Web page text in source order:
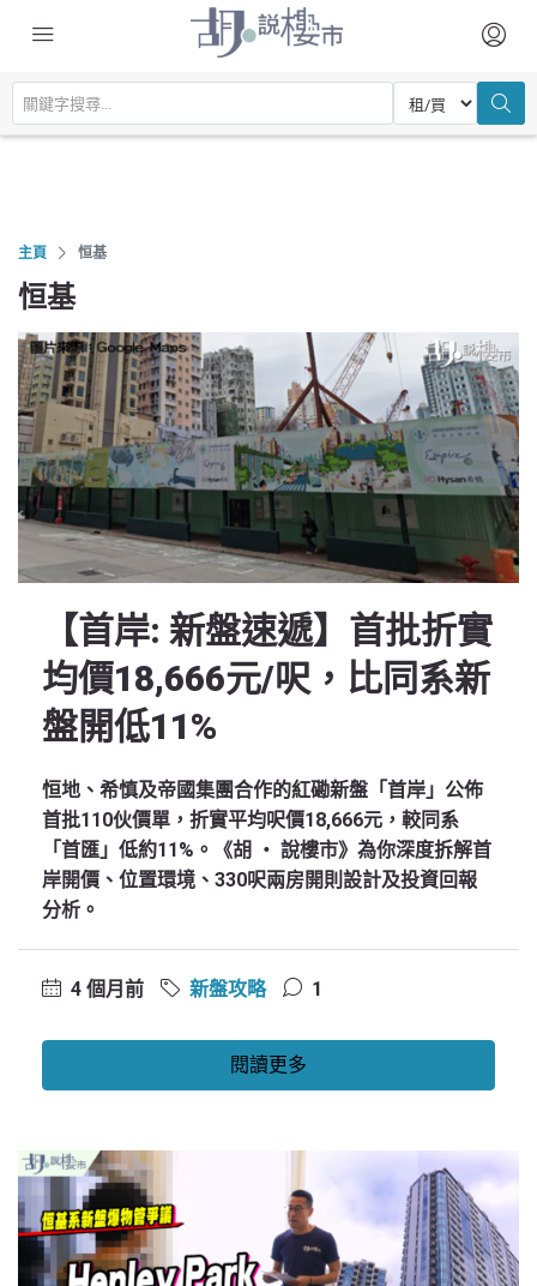
主頁 恒基
恒基
【首岸: 新盤速遞】首批折實
均價18,666元/呎，比同系新
盤開低11%
恒地、希慎及帝國集團合作的紅磡新盤「首岸」公佈
首批110伙價單，折實平均呎價18,666元，較同系
「首匯」低約11%。《胡 ‧ 說樓市》為你深度拆解首
岸開價、位置環境、330呎兩房開則設計及投資回報
分析。
4 個月前 新盤攻略 1
閱讀更多